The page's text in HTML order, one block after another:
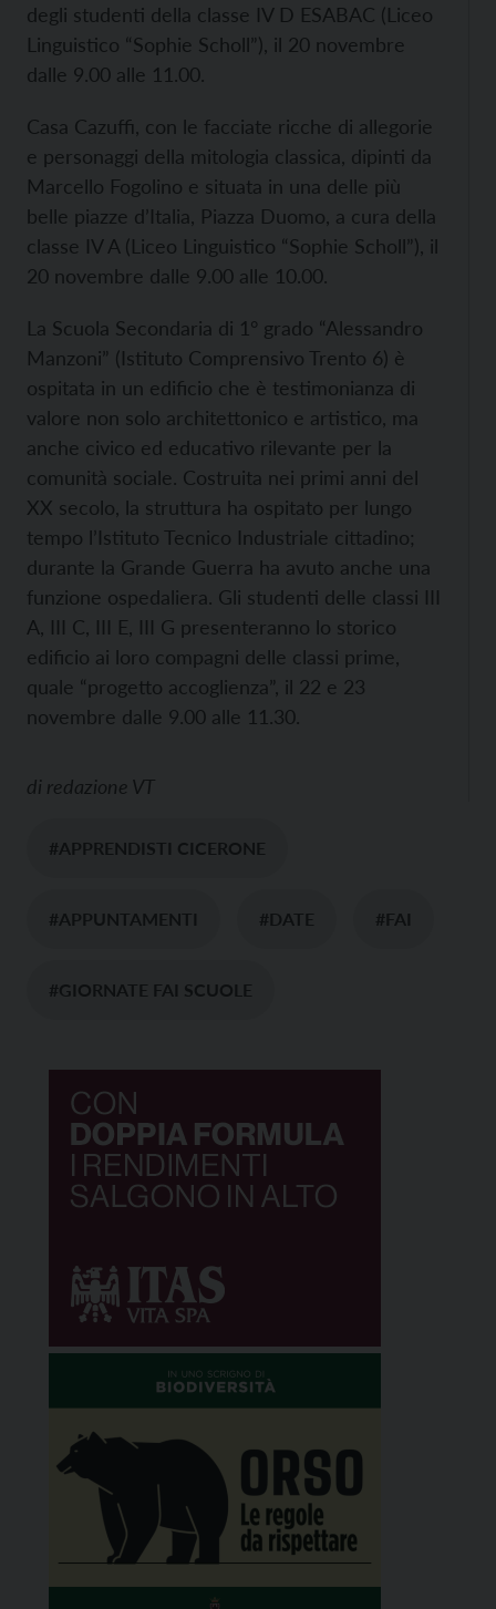
degli studenti della classe IV D ESABAC (Liceo
Linguistico “Sophie Scholl”), il 20 novembre
dalle 9.00 alle 11.00.
Casa Cazuffi, con le facciate ricche di allegorie
e personaggi della mitologia classica, dipinti da
Marcello Fogolino e situata in una delle più
belle piazze d’Italia, Piazza Duomo, a cura della
classe IV A (Liceo Linguistico “Sophie Scholl”), il
20 novembre dalle 9.00 alle 10.00.
La Scuola Secondaria di 1° grado “Alessandro
Manzoni” (Istituto Comprensivo Trento 6) è
ospitata in un edificio che è testimonianza di
valore non solo architettonico e artistico, ma
anche civico ed educativo rilevante per la
comunità sociale. Costruita nei primi anni del
XX secolo, la struttura ha ospitato per lungo
tempo l’Istituto Tecnico Industriale cittadino;
durante la Grande Guerra ha avuto anche una
funzione ospedaliera. Gli studenti delle classi III
A, III C, III E, III G presenteranno lo storico
edificio ai loro compagni delle classi prime,
quale “progetto accoglienza”, il 22 e 23
novembre dalle 9.00 alle 11.30.
di redazione VT
#APPRENDISTI CICERONE
#APPUNTAMENTI #DATE #FAI
#GIORNATE FAI SCUOLE